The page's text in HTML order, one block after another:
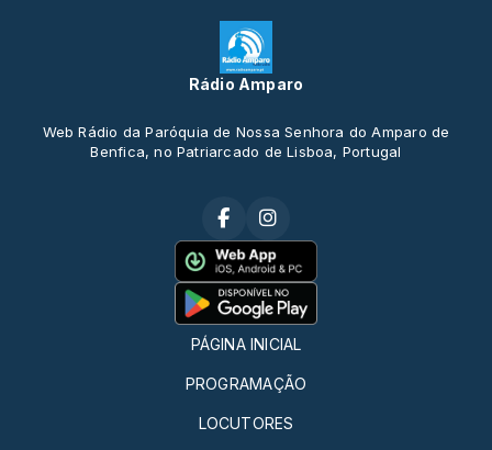
Rádio Amparo
Web Rádio da Paróquia de Nossa Senhora do Amparo de
Benfica, no Patriarcado de Lisboa, Portugal
PÁGINA INICIAL
PROGRAMAÇÃO
LOCUTORES